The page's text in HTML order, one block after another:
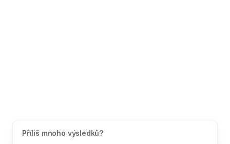
Příliš mnoho výsledků?